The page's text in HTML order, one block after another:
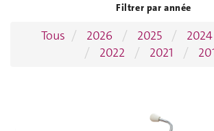
Filtrer par année
Tous 2026 2025 2024
2022
2021